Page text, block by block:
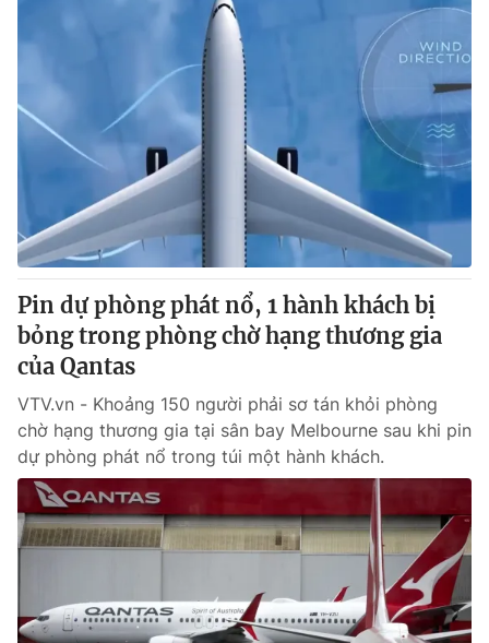
Chất lượng cuộc sống
Tuyển sinh
Học trực tuyến
Hitech Công nghệ tương lai
Sản phẩm
Thị trường
Tư vấn
Giao lưu trực tuyến
Lịch phát sóng
Chuyên mục khác
Emagazine Podcast
Photo
Video Shorts video
VTV Money
Thị trường 24h Tấm lòng Việt
Pin dự phòng phát nổ, 1 hành khách bị
bỏng trong phòng chờ hạng thương gia
của Qantas
VTV.vn - Khoảng 150 người phải sơ tán khỏi phòng
chờ hạng thương gia tại sân bay Melbourne sau khi pin
dự phòng phát nổ trong túi một hành khách.